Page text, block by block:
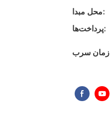
محل مبدا:
پرداخت‌ها: